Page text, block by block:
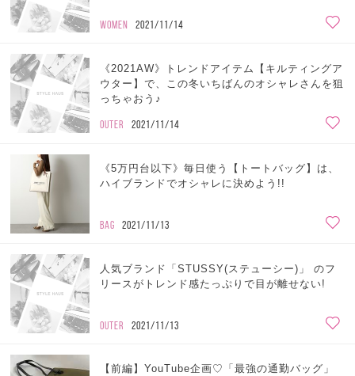
WOMEN 2021/11/14
《2021AW》トレンドアイテム【キルティングア
ウター】で、この冬いちばんのオシャレさんを狙
っちゃおう♪
OUTER 2021/11/14
《5万円台以下》毎日使う【トートバッグ】は、
ハイブランドでオシャレに決めよう!!
BAG 2021/11/13
人気ブランド「STUSSY(ステューシー)」 のフ
リースがトレンド感たっぷりで目が離せない!
OUTER 2021/11/13
【前編】YouTube企画♡「最強の通勤バッグ」